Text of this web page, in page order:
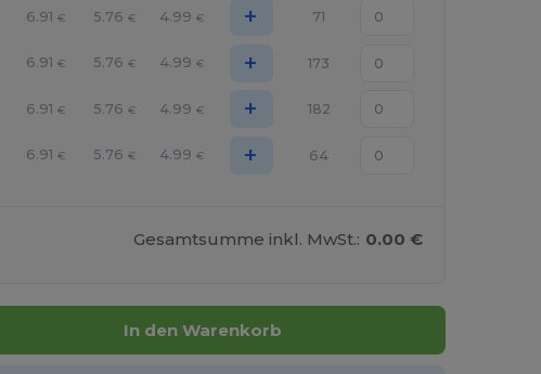
6.91 € 5.76 € 4.99 € + 71
6.91 € 5.76 € 4.99 € + 173
6.91 € 5.76 € 4.99 € + 182
6.91 € 5.76 € 4.99 € + 64
Gesamtsumme inkl. MwSt.: 0.00 €
In den Warenkorb